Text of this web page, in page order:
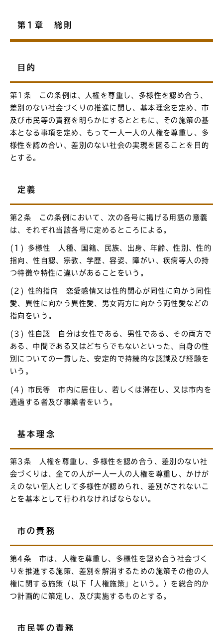
第1章 総則
目的
第1条 この条例は、人権を尊重し、多様性を認め合う、
差別のない社会づくりの推進に関し、基本理念を定め、市
及び市民等の責務を明らかにするとともに、その施策の基
本となる事項を定め、もって一人一人の人権を尊重し、多
様性を認め合い、差別のない社会の実現を図ることを目的
とする。
定義
第2条 この条例において、次の各号に掲げる用語の意義
は、それぞれ当該各号に定めるところによる。
(1) 多様性 人種、国籍、民族、出身、年齢、性別、性的
指向、性自認、宗教、学歴、容姿、障がい、疾病等人の持
つ特徴や特性に違いがあることをいう。
(2) 性的指向 恋愛感情又は性的関心が同性に向かう同性
愛、異性に向かう異性愛、男女両方に向かう両性愛などの
指向をいう。
(3) 性自認 自分は女性である、男性である、その両方で
ある、中間である又はどちらでもないといった、自身の性
別についての一貫した、安定的で持続的な認識及び経験を
いう。
(4) 市民等 市内に居住し、若しくは滞在し、又は市内を
通過する者及び事業者をいう。
基本理念
第3条 人権を尊重し、多様性を認め合う、差別のない社
会づくりは、全ての人が一人一人の人権を尊重し、かけが
えのない個人として多様性が認められ、差別がされないこ
とを基本として行われなければならない。
市の責務
第4条 市は、人権を尊重し、多様性を認め合う社会づく
りを推進する施策、差別を解消するための施策その他の人
権に関する施策（以下「人権施策」という。）を総合的か
つ計画的に策定し、及び実施するものとする。
市民等の責務